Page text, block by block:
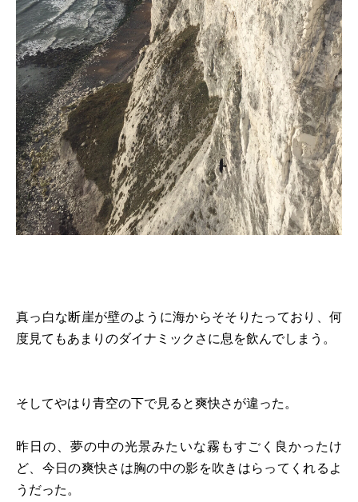
真っ白な断崖が壁のように海からそそりたっており、何
度見てもあまりのダイナミックさに息を飲んでしまう。
そしてやはり青空の下で見ると爽快さが違った。
昨日の、夢の中の光景みたいな霧もすごく良かったけ
ど、今日の爽快さは胸の中の影を吹きはらってくれるよ
うだった。